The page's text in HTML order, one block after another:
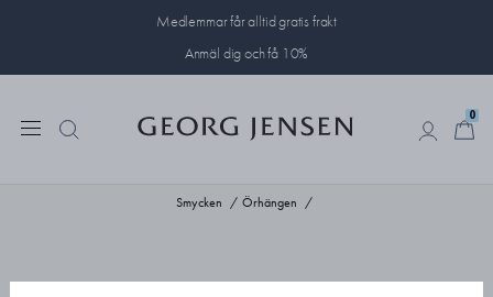
Medlemmar får alltid gratis frakt
Anmäl dig och få 10%
0
Smycken Örhängen